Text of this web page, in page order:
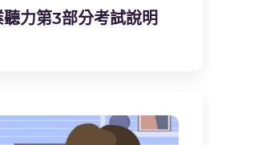
力第3部分考試說明